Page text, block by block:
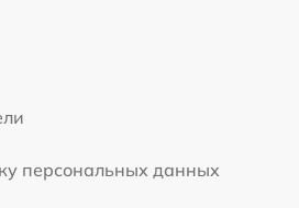
персональных данных